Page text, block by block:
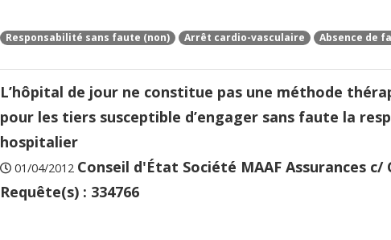
Responsabilité sans faute (non) Arrêt cardio-vasculaire Absence de
L’hôpital de jour ne constitue pas une méthode
pour les tiers susceptible d’engager sans faute la
hospitalier
01/04/2012 Conseil d'État Société MAAF Assurances c/
Requête(s) : 334766